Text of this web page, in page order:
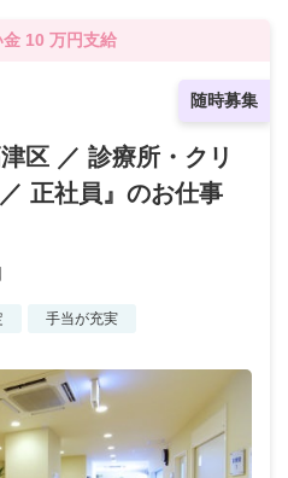
金 10 万円支給
随時募集
区 ／ 診療所・クリ
正社員』のお仕事
手当が充実